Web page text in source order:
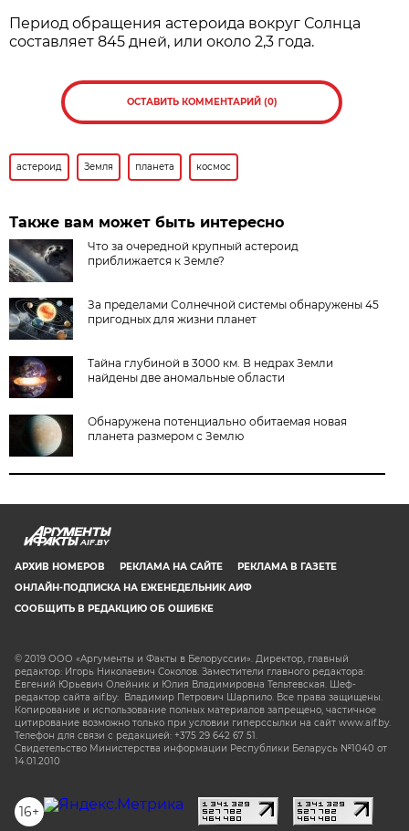
Период обращения астероида вокруг Солнца
составляет 845 дней, или около 2,3 года.
ОСТАВИТЬ КОММЕНТАРИЙ (0)
астероид Земля планета космос
Также вам может быть интересно
Что за очередной крупный астероид
приближается к Земле?
За пределами Солнечной системы обнаружены 45
пригодных для жизни планет
Тайна глубиной в 3000 км. В недрах Земли
найдены две аномальные области
Обнаружена потенциально обитаемая новая
планета размером с Землю
AIF.BY
АРХИВ НОМЕРОВ РЕКЛАМА НА САЙТЕ
РЕКЛАМА В ГАЗЕТЕ
ОНЛАЙН-ПОДПИСКА НА ЕЖЕНЕДЕЛЬНИК АИФ
СООБЩИТЬ В РЕДАКЦИЮ ОБ ОШИБКЕ
© 2019 ООО «Аргументы и Факты в Белоруссии». Директор, главный
редактор: Игорь Николаевич Соколов. Заместители главного редактора:
Евгений Юрьевич Олейник и Юлия Владимировна Тельтевская. Шеф-
редактор сайта aif.by: Владимир Петрович Шарпило. Все права защищены.
Копирование и использование полных материалов запрещено, частичное
цитирование возможно только при условии гиперссылки на сайт www.aif.by.
Телефон для связи с редакцией: +375 29 642 67 51.
Свидетельство Министерства информации Республики Беларусь №1040 от
14.01.2010
16+